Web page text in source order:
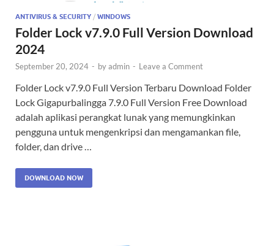
ANTIVIRUS & SECURITY / WINDOWS
Folder Lock v7.9.0 Full Version Download
2024
September 20, 2024 - byadmin - Leave a Comment
Folder Lock v7.9.0 Full Version Terbaru Download Folder
Lock Gigapurbalingga 7.9.0 Full Version Free Download
adalah aplikasi perangkat lunak yang memungkinkan
pengguna untuk mengenkripsi dan mengamankan file,
folder, dan drive …
DOWNLOAD NOW